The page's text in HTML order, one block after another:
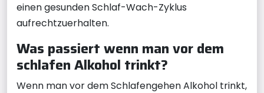
einen gesunden Schlaf-Wach-Zyklus
aufrechtzuerhalten.
Was passiert wenn man vor dem
schlafen Alkohol trinkt?
Wenn man vor dem Schlafengehen Alkohol trinkt,